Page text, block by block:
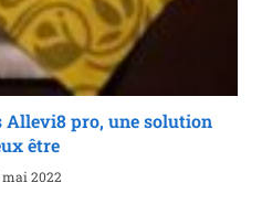
Allevi8 pro, une solution
être
mai 2022